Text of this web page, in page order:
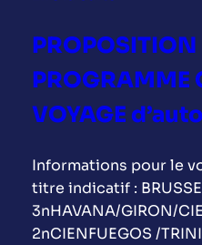
A
t
i
l
a
s
PROPOSITION
PROGRAMME
VOYAGE
Informations pour le
titre indicatif :
3nHAVANA/GIRON/
2nCIENFUEGOS /